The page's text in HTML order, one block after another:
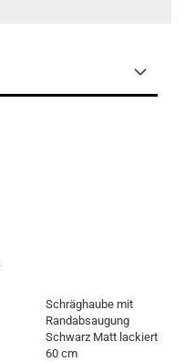
Schräghaube mit
Randabsaugung
Schwarz Matt lackiert
60 cm